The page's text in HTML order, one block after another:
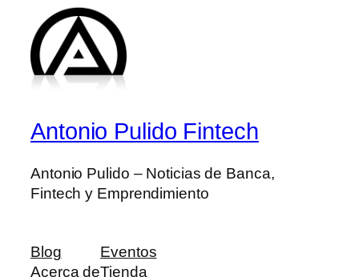
Antonio Pulido Fintech
Antonio Pulido – Noticias de Banca,
Fintech y Emprendimiento
Blog
Acerca de
Eventos
Tienda